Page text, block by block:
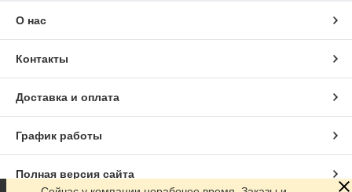
О нас
Контакты
Доставка и оплата
График работы
Полная версия сайта